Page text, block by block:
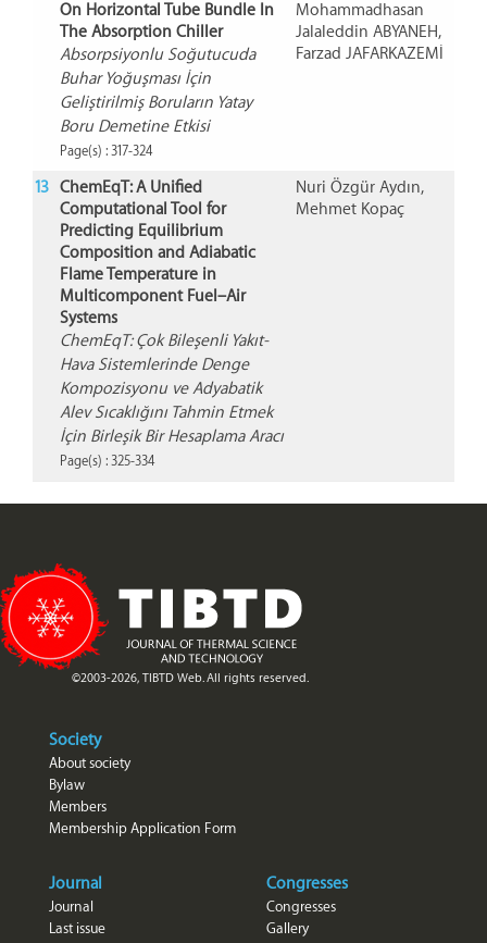
On Horizontal Tube Bundle In
The Absorption Chiller
Absorpsiyonlu Soğutucuda
Buhar Yoğuşması İçin
Geliştirilmiş Boruların Yatay
Boru Demetine Etkisi
Page(s) : 317-324
Mohammadhasan
Jalaleddin ABYANEH,
Farzad JAFARKAZEMİ
13
ChemEqT: A Unified
Computational Tool for
Predicting Equilibrium
Composition and Adiabatic
Flame Temperature in
Multicomponent Fuel–Air
Systems
ChemEqT: Çok Bileşenli Yakıt-
Hava Sistemlerinde Denge
Kompozisyonu ve Adyabatik
Alev Sıcaklığını Tahmin Etmek
İçin Birleşik Bir Hesaplama Aracı
Page(s) : 325-334
Nuri Özgür Aydın,
Mehmet Kopaç
©2003-2026, TIBTD Web. All rights reserved.
Society
About society
Bylaw
Members
Membership Application Form
Journal
Journal
Last issue
Congresses
Congresses
Gallery